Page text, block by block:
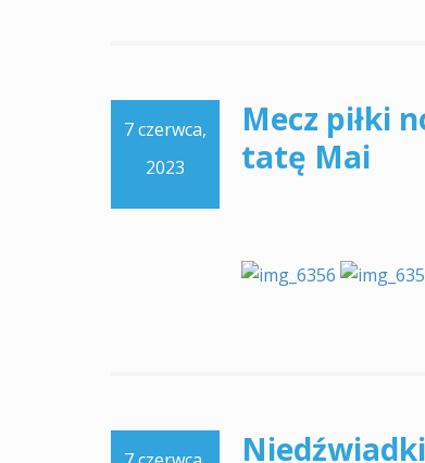
7 czerwca,
2023
Mecz piłki
tatę Mai